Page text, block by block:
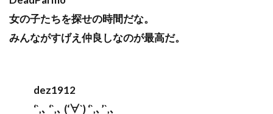
女の子たちを探せの時間だな。
みんながすげえ仲良しなのが最高だ。
dez1912
‘`,､ ‘`,､ (‘∀`) ‘`,､’`,､